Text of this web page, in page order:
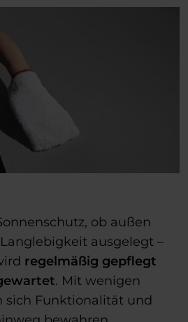
ob außen
ausgelegt –
regelmäßig gepflegt
. Mit wenigen
sich Funktionalität und